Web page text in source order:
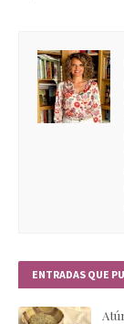
ENTRADAS QUE